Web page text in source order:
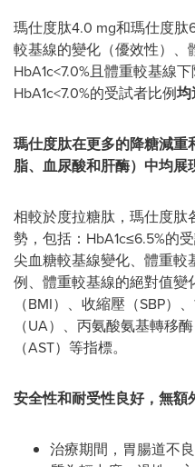
瑪仕度肽4.0 mg和瑪仕度肽
較基線的變化（優效性）、
HbA1c<7.0%且體重較基線
HbA1c<7.0%的受試者比例均
瑪仕度肽在更多的降糖減
脂、血尿酸和肝酶）中均展
相較於度拉糖肽，瑪仕度
勢，包括：HbA1c≤6.5%的
尖血糖較基線變化、體重較
例、體重較基線的絕對值變
（BMI）、收縮壓（SBP）
（UA）、丙氨酸氨基轉移
（AST）等指標。
安全性和耐受性良好，無額
治療期間，胃腸道不